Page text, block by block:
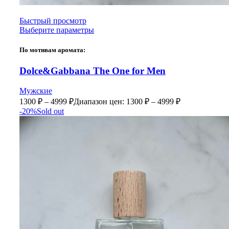
Быстрый просмотр
Выберите параметры
По мотивам аромата:
Dolce&Gabbana The One for Men
Мужские
1300 ₽ – 4999 ₽Диапазон цен: 1300 ₽ – 4999 ₽
-20%Sold out